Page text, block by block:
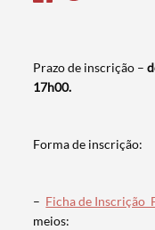
Prazo de inscrição –
17h00.
Forma de inscrição:
– Ficha de
meios: